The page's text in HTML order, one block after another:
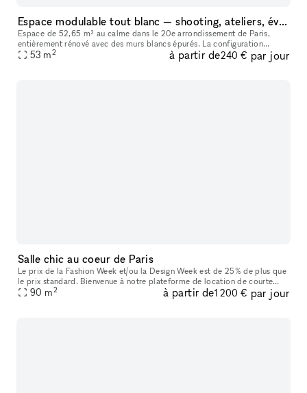
Espace modulable tout blanc — shooting, ateliers, événements privés
Espace de 52,65 m² au calme dans le 20e arrondissement de Paris,
entièrement rénové avec des murs blancs épurés. La configuration
permet de libérer entièrement l'espace pour l'adapter à vos besoins :
53 m2 à partir de240 € par jour
Salle chic au coeur de Paris
Le prix de la Fashion Week et/ou la Design Week est de 25% de plus que
le prix standard. Bienvenue à notre plateforme de location de courte
durée pour Showrooms, Boutiques Éphémères, et Pop-up Shop
90 m2 à partir de1 200 € par jour